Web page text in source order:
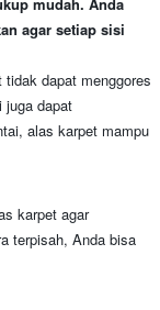
agar setiap sisi
dapat menggores
juga dapat
alas karpet mampu
karpet agar
terpisah, Anda bisa